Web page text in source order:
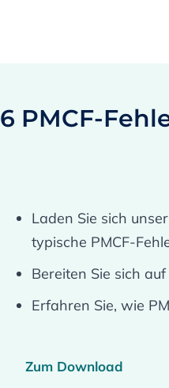
6 PMCF-
Laden Sie sich
typische PMCF-
Bereiten Sie sich
Erfahren Sie, wie
Zum Download